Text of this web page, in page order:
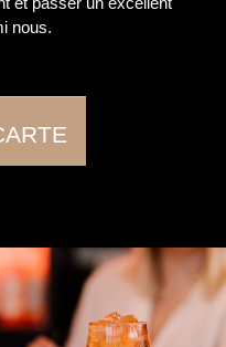
nous.